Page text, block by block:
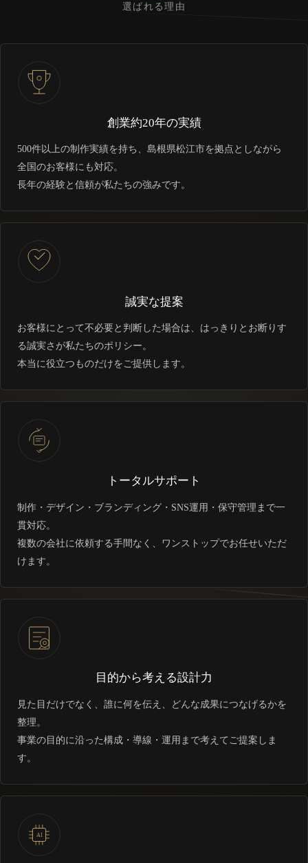
選ばれる理由
創業約20年の実績
500件以上の制作実績を持ち、島根県松江市を拠点としながら
全国のお客様にも対応。
長年の経験と信頼が私たちの強みです。
誠実な提案
お客様にとって不必要と判断した場合は、はっきりとお断りす
る誠実さが私たちのポリシー。
本当に役立つものだけをご提供します。
トータルサポート
制作・デザイン・ブランディング・SNS運用・保守管理まで一
貫対応。
複数の会社に依頼する手間なく、ワンストップでお任せいただ
けます。
目的から考える設計力
見た目だけでなく、誰に何を伝え、どんな成果につなげるかを
整理。
事業の目的に沿った構成・導線・運用まで考えてご提案しま
す。
AI